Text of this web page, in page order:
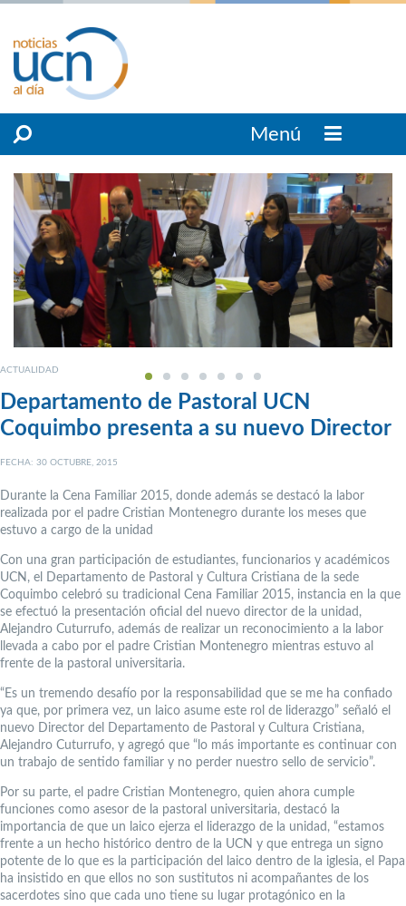
Menú
ACTUALIDAD
Departamento de Pastoral UCN
Coquimbo presenta a su nuevo Director
FECHA: 30 OCTUBRE, 2015
Durante la Cena Familiar 2015, donde además se destacó la labor
realizada por el padre Cristian Montenegro durante los meses que
estuvo a cargo de la unidad
Con una gran participación de estudiantes, funcionarios y académicos
UCN, el Departamento de Pastoral y Cultura Cristiana de la sede
Coquimbo celebró su tradicional Cena Familiar 2015, instancia en la que
se efectuó la presentación oficial del nuevo director de la unidad,
Alejandro Cuturrufo, además de realizar un reconocimiento a la labor
llevada a cabo por el padre Cristian Montenegro mientras estuvo al
frente de la pastoral universitaria.
“Es un tremendo desafío por la responsabilidad que se me ha confiado
ya que, por primera vez, un laico asume este rol de liderazgo” señaló el
nuevo Director del Departamento de Pastoral y Cultura Cristiana,
Alejandro Cuturrufo, y agregó que “lo más importante es continuar con
un trabajo de sentido familiar y no perder nuestro sello de servicio”.
Por su parte, el padre Cristian Montenegro, quien ahora cumple
funciones como asesor de la pastoral universitaria, destacó la
importancia de que un laico ejerza el liderazgo de la unidad, “estamos
frente a un hecho histórico dentro de la UCN y que entrega un signo
potente de lo que es la participación del laico dentro de la iglesia, el Papa
ha insistido en que ellos no son sustitutos ni acompañantes de los
sacerdotes sino que cada uno tiene su lugar protagónico en la